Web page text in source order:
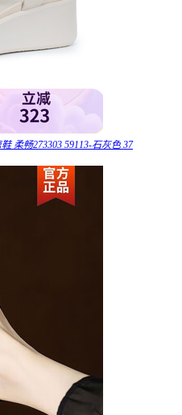
柔畅273303 59113-石灰色 37